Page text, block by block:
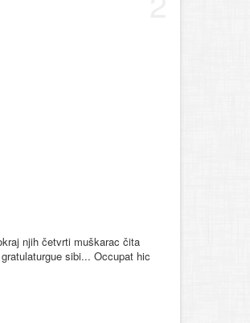
njih četvrti muškarac čita
sibi... Occupat hic